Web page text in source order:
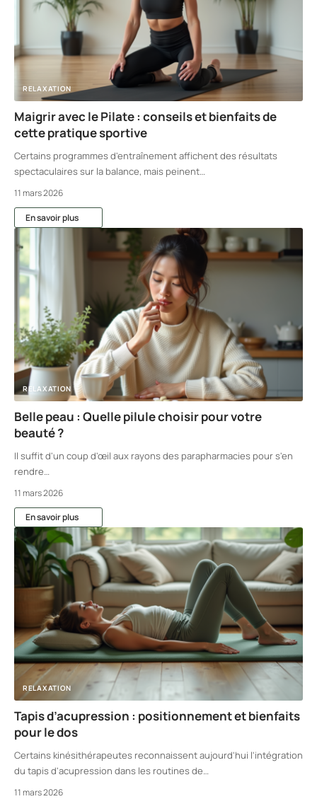
RELAXATION
Maigrir avec le Pilate : conseils et bienfaits de
cette pratique sportive
Certains programmes d'entraînement affichent des résultats
spectaculaires sur la balance, mais peinent…
11 mars 2026
En savoir plus
RELAXATION
Belle peau : Quelle pilule choisir pour votre
beauté ?
Il suffit d'un coup d'œil aux rayons des parapharmacies pour s'en
rendre
11 mars 2026
En savoir plus
RELAXATION
Tapis d’acupression : positionnement et bienfaits
pour le dos
Certains kinésithérapeutes reconnaissent aujourd'hui l'intégration
du tapis d'acupression dans les routines de…
11 mars 2026